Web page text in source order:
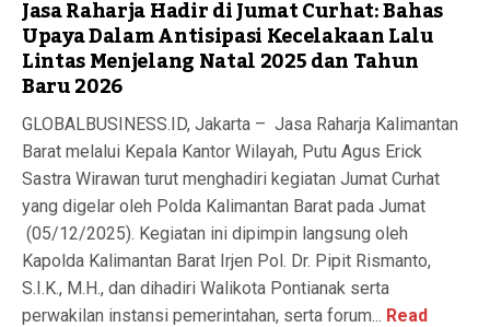
Jasa Raharja Hadir di Jumat Curhat: Bahas
Upaya Dalam Antisipasi Kecelakaan Lalu
Lintas Menjelang Natal 2025 dan Tahun
Baru 2026
GLOBALBUSINESS.ID, Jakarta – Jasa Raharja Kalimantan
Barat melalui Kepala Kantor Wilayah, Putu Agus Erick
Sastra Wirawan turut menghadiri kegiatan Jumat Curhat
yang digelar oleh Polda Kalimantan Barat pada Jumat
(05/12/2025). Kegiatan ini dipimpin langsung oleh
Kapolda Kalimantan Barat Irjen Pol. Dr. Pipit Rismanto,
S.I.K., M.H., dan dihadiri Walikota Pontianak serta
perwakilan instansi pemerintahan, serta forum... Read